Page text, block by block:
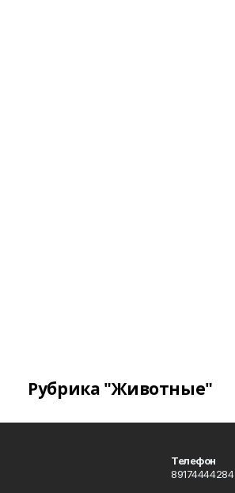
Рубрика "Животные"
Телефон
89174444284